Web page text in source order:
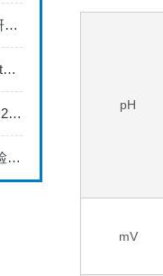
实验室超声波清洗器：科研清洁的精密解决方案
罗氏诊断KAPA EvoPlus Kit助力实现样本打断自动化
北京大龙高速微量离心机D2012plus产品介绍
Digital PCR workflow影响检测性能的各因素分析
pH
mV